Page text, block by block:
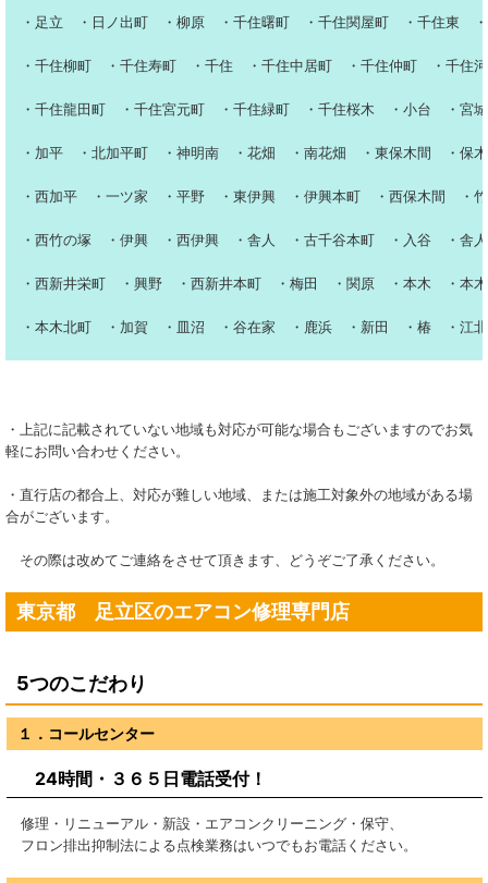
・足立 ・日ノ出町 ・柳原 ・千住曙町 ・千住関屋町 ・千住東 ・
・千住柳町 ・千住寿町 ・千住 ・千住中居町 ・千住仲町 ・千住
・千住龍田町 ・千住宮元町 ・千住緑町 ・千住桜木 ・小台 ・
・加平 ・北加平町 ・神明南 ・花畑 ・南花畑 ・東保木間 ・保
・西加平 ・一ツ家 ・平野 ・東伊興 ・伊興本町 ・西保木間 ・
・西竹の塚 ・伊興 ・西伊興 ・舎人 ・古千谷本町 ・入谷 ・舎
・西新井栄町 ・興野 ・西新井本町 ・梅田 ・関原 ・本木 ・本
・本木北町 ・加賀 ・皿沼 ・谷在家 ・鹿浜 ・新田 ・椿 ・江
・上記に記載されていない地域も対応が可能な場合もございますのでお気
軽にお問い合わせください。
・直行店の都合上、対応が難しい地域、または施工対象外の地域がある場
合がございます。
その際は改めてご連絡をさせて頂きます、どうぞご了承ください。
東京都 足立区のエアコン修理専門店
5つのこだわり
１．コールセンター
24時間・３６５日電話受付！
修理・リニューアル・新設・エアコンクリーニング・保守、
フロン排出抑制法による点検業務はいつでもお電話ください。